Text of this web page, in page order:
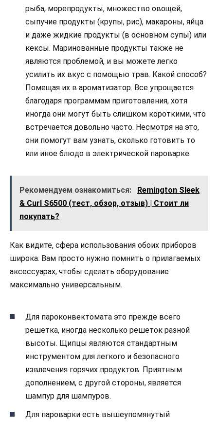
рыба, морепродукты, множество овощей,
сыпучие продукты (крупы, рис), макароны, яйца
и даже жидкие продукты (в основном супы) или
кексы. Маринованные продукты также не
являются проблемой, и вы можете легко
усилить их вкус с помощью трав. Какой способ?
Помещая их в ароматизатор. Все упрощается
благодаря программам приготовления, хотя
иногда они могут быть слишком короткими, что
встречается довольно часто. Несмотря на это,
они помогут вам узнать, сколько готовить то
или иное блюдо в электрической пароварке.
Рекомендуем ознакомиться:
Remington Sleek
& Curl S6500 (тест, обзор, отзыв) | Стоит ли
покупать?
Как видите, сфера использования обоих приборов
широка. Вам просто нужно помнить о прилагаемых
аксессуарах, чтобы сделать оборудование
максимально универсальным.
Для пароконвектомата это прежде всего
решетка, иногда несколько решеток разной
высоты. Щипцы являются стандартным
инструментом для легкого и безопасного
извлечения горячих продуктов. Приятным
дополнением, с другой стороны, является
шампур для шампуров.
Для пароварки есть вышеупомянутый